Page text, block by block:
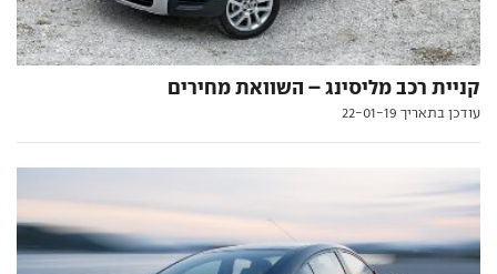
קניית רכב מליסינג – השוואת מחירים
עודכן בתאריך 22-01-19